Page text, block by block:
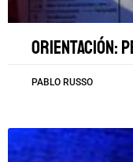
Orientación:
PABLO RUSSO